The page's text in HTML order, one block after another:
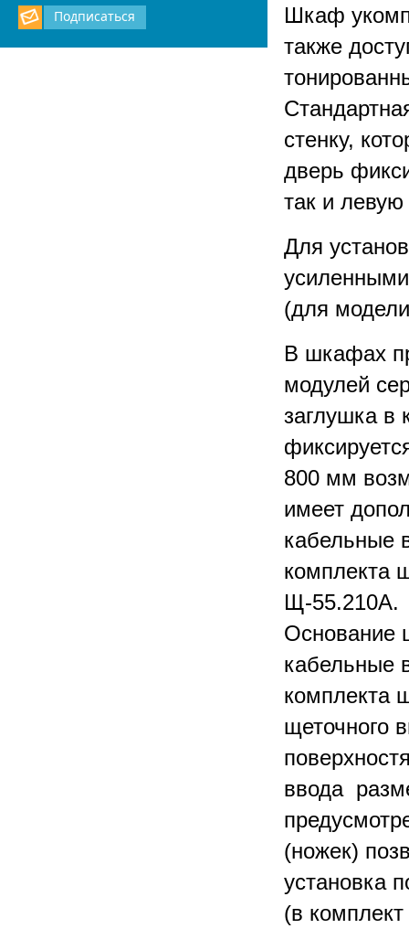
Подписаться
Шкаф
также
стенку,
дверь
так и
Для
(для
В шкафах
модулей
заглушка в
800 мм
имеет
кабельные
комплекта
Щ-
Основание
кабельные
комплекта
щеточного
ввода
(ножек)
установка
(в